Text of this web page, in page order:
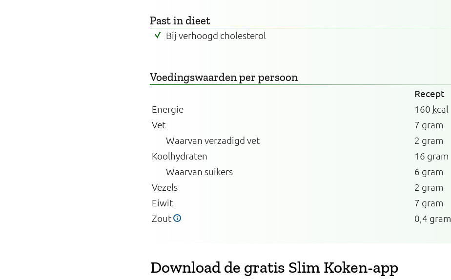
Past in dieet
Bij verhoogd cholesterol
Voedingswaardenper persoon
Recept
Energie
160 kcal
Vet
7 gram
Waarvan verzadigd vet
2 gram
Koolhydraten
16 gram
Waarvan suikers
6 gram
Vezels
2 gram
Eiwit
7 gram
Zout
0,4 gram
Download de gratis Slim Koken-app